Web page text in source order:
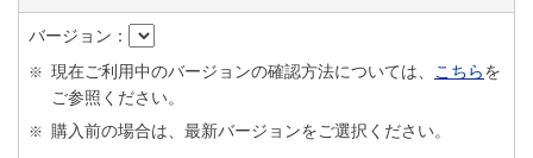
バージョン：
※ 現在ご利用中のバージョンの確認方法については、 こちらを
ご参照ください。
※ 購入前の場合は、最新バージョンをご選択ください。